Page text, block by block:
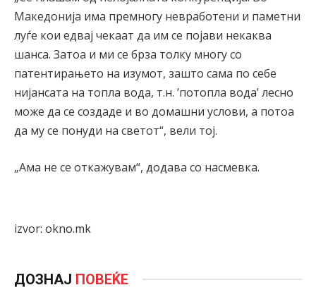
Македонија има премногу невработени и паметни
луѓе кои едвај чекаат да им се појави некаква
шанса. Затоа и ми се брза толку многу со
патентирањето на изумот, зашто сама по себе
нијансата на топла вода, т.н. ’потопла вода’ лесно
може да се создаде и во домашни услови, а потоа
да му се понуди на светот“, вели тој.
„Ама не се откажувам“, додава со насмевка.
izvor: okno.mk
ДОЗНАЈ ПОВЕЌЕ